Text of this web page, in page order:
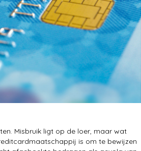
Misbruik ligt op de loer, maar wat
is om te bewijzen